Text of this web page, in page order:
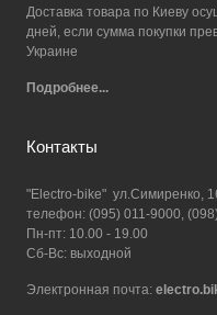
Доставка товара по Киеву
дней, если сумма покупки
Украине
Подробнее...
Контакты
"Electro-bike" ул.Симиренко,
телефон: (095) 011-9000,
Пн-пт: 10.00 - 19.00
Сб-Вс: выходной
Электронная почта: